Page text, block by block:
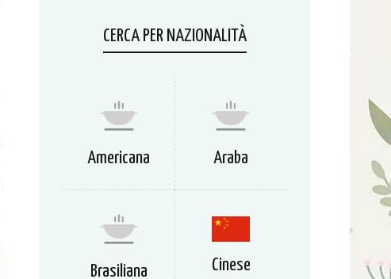
CERCA PER NAZIONALITÀ
Americana Araba
Brasiliana Cinese